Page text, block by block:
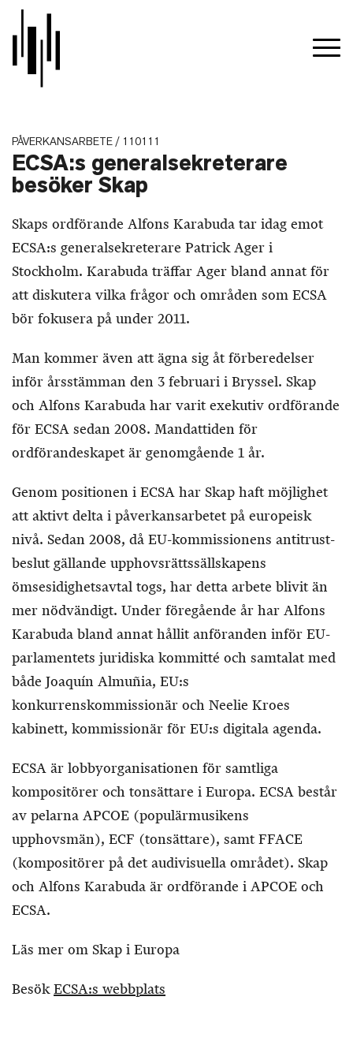
PÅVERKANSARBETE / 110111
ECSA:s generalsekreterare
besöker Skap
Skaps ordförande Alfons Karabuda tar idag emot
ECSA:s generalsekreterare Patrick Ager i
Stockholm. Karabuda träffar Ager bland annat för
att diskutera vilka frågor och områden som ECSA
bör fokusera på under 2011.
Man kommer även att ägna sig åt förberedelser
inför årsstämman den 3 februari i Bryssel. Skap
och Alfons Karabuda har varit exekutiv ordförande
för ECSA sedan 2008. Mandattiden för
ordförandeskapet är genomgående 1 år.
Genom positionen i ECSA har Skap haft möjlighet
att aktivt delta i påverkansarbetet på europeisk
nivå. Sedan 2008, då EU-kommissionens antitrust-
beslut gällande upphovsrättssällskapens
ömsesidighetsavtal togs, har detta arbete blivit än
mer nödvändigt. Under föregående år har Alfons
Karabuda bland annat hållit anföranden inför EU-
parlamentets juridiska kommitté och samtalat med
både Joaquín Almuñia, EU:s
konkurrenskommissionär och Neelie Kroes
kabinett, kommissionär för EU:s digitala agenda.
ECSA är lobbyorganisationen för samtliga
kompositörer och tonsättare i Europa. ECSA består
av pelarna APCOE (populärmusikens
upphovsmän), ECF (tonsättare), samt FFACE
(kompositörer på det audivisuella området). Skap
och Alfons Karabuda är ordförande i APCOE och
ECSA.
Läs mer om Skap i Europa
BesökECSA:s webbplats